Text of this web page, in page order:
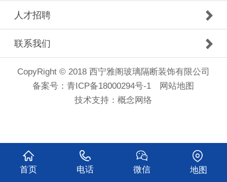
人才招聘
联系我们
CopyRight © 2018 西宁雅阁玻璃隔断装饰有限公司
备案号：青ICP备18000294号-1
网站地图
技术支持：概念网络
首页 电话 微信 地图